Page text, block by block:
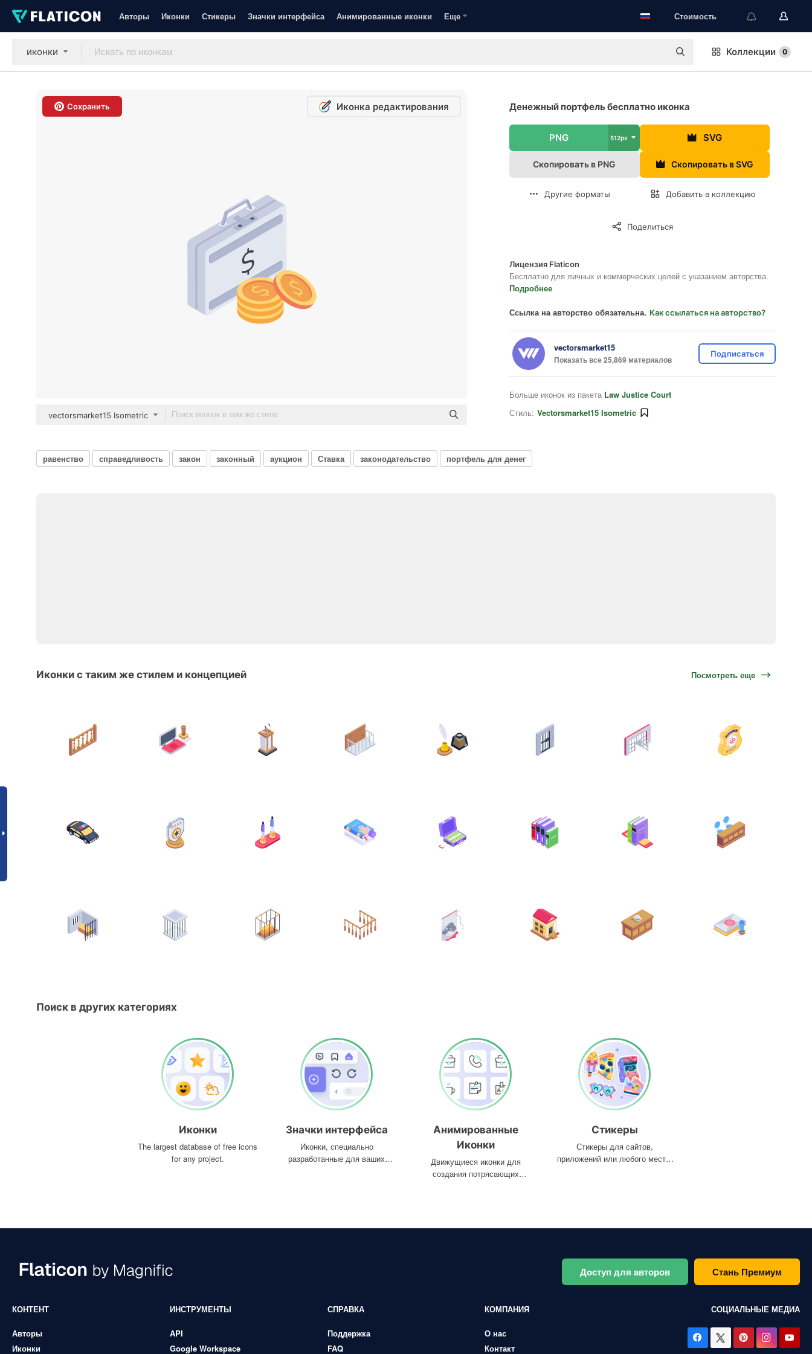
Авторы Иконки Стикеры Значки интерфейса Анимированные иконки Еще Стоимость
иконки Коллекции 0
Сохранить Иконка редактирования
vectorsmarket15 Isometric
Денежный портфель бесплатно иконка
PNG 512px SVG
Скопировать в PNG Скопировать в SVG
Другие форматы Добавить в коллекцию
Поделиться
Лицензия Flaticon
Бесплатно для личных и коммерческих целей с указанием авторства.
Подробнее
Ссылка на авторство обязательна. Как ссылаться на авторство?
vectorsmarket15
Показать все 25,869 материалов
Подписаться
Больше иконок из пакета Law Justice Court
Стиль: Vectorsmarket15 Isometric
равенство справедливость закон законный аукцион Ставка законодательство портфель для денег
Иконки с таким же стилем и концепцией Посмотреть еще
Поиск в других категориях
Иконки
The largest database of free icons
for any project.
Значки интерфейса
Иконки, специально
разработанные для ваших
Анимированные
Иконки
Движущиеся иконки для
создания потрясающих
Стикеры
Стикеры для сайтов,
приложений или любого места,
Доступ для авторов Стань Премиум
КОНТЕНТ
Авторы
Иконки
ИНСТРУМЕНТЫ
API
Google Workspace
СПРАВКА
Поддержка
FAQ
КОМПАНИЯ
О нас
Контакт
СОЦИАЛЬНЫЕ МЕДИА